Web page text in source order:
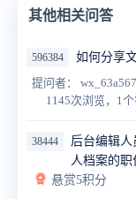
其他相关问答
596384 如何分享
提问者：
1145次浏览，1
38444
后台编辑
人档案的
悬赏5积分